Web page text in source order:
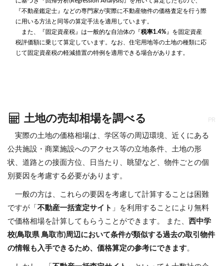
『不動産鑑定士』などの専門家が実際に不動産物件の価格査定を行う際
に用いる方法と同等の算定手法を適用しています。
また、『固定資産税』は一般的な自治体の『 税率1.4%』を固定資産
税評価額に乗じて算定しています。なお、住宅用地等の土地の種類に応
じて固定資産税の軽減措置の特例を適用できる場合があります。
土地の売却相場を調べる PR
実際の土地の価格相場は、学区等の周辺環境、近くにある
公共施設・商業施設へのアクセス等の立地条件、土地の形
状、道路との接面方位、日当たり、眺望など、物件ごとの個
別要因を考慮する必要があります。
一般の方は、これらの要因を考慮して計算することは困難
ですが「 不動産一括査定サイト 」を利用することにより無料
で価格相場を計算してもらうことができます。 また、 西中学
校(鳥取県 鳥取市)周辺において条件が類似する過去の取引物件
の情報も入手できるため、価格算定の参考にできます。